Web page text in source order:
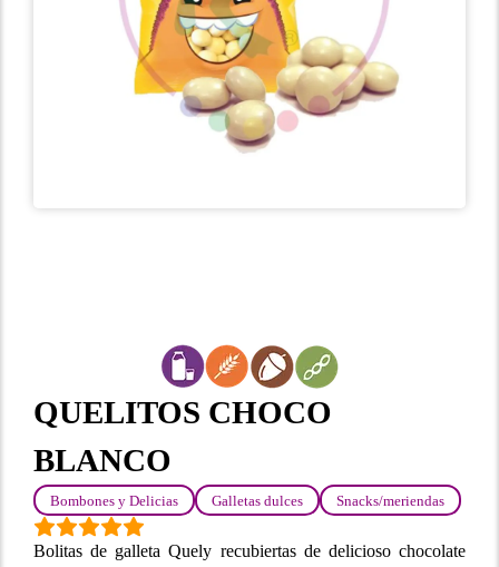
QUELITOS CHOCO
BLANCO
Bombones y Delicias Galletas dulces Snacks/meriendas
Bolitas de galleta Quely recubiertas de delicioso chocolate